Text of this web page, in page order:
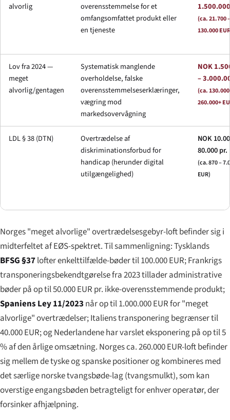
alvorlig
overensstemmelse for et
omfangsomfattet produkt eller
en tjeneste
1.500.000
(ca. 21.700 –
130.000
Lov fra 2024 —
meget
alvorlig/gentagen
Systematisk manglende
overholdelse, falske
overensstemmelseserklæringer,
vægring mod
markedsovervågning
NOK
–
(ca.
260.000+
LDL § 38 (DTN)
Overtrædelse af
diskriminationsforbud for
handicap (herunder digital
utilgængelighed)
NOK
80.000
(ca. 870 –
EUR)
Norges "meget alvorlige" overtrædelsesgebyr-loft befinder sig i
midterfeltet af EØS-spektret. Til sammenligning: Tysklands
BFSG §37lofter enkelttilfælde-bøder til 100.000 EUR; Frankrigs
transponeringsbekendtgørelse fra 2023 tillader administrative
bøder på op til 50.000 EUR pr. ikke-overensstemmende produkt;
Spaniens Ley 11/2023 når op til 1.000.000 EUR for "meget
alvorlige" overtrædelser; Italiens transponering begrænser til
40.000 EUR; og Nederlandene har varslet eksponering på op til 5
% af den årlige omsætning. Norges ca. 260.000 EUR-loft befinder
sig mellem de tyske og spanske positioner og kombineres med
det særlige norske tvangsbøde-lag (tvangsmulkt), som kan
overstige engangsbøden betragteligt for enhver operatør, der
forsinker afhjælpning.